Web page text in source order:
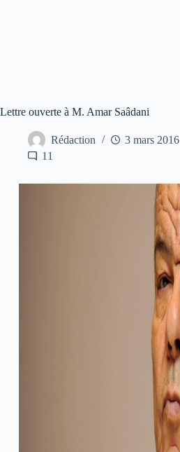
Lettre ouverte à M. Amar Saâdani
Rédaction 3 mars 2016
11